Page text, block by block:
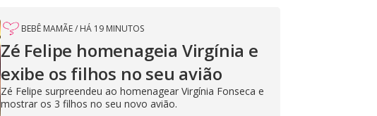
BEBÊ MAMÃE/ HÁ 19 MINUTOS
Zé Felipe homenageia Virgínia e
exibe os filhos no seu avião
Zé Felipe surpreendeu ao homenagear Virgínia Fonseca e
mostrar os 3 filhos no seu novo avião.